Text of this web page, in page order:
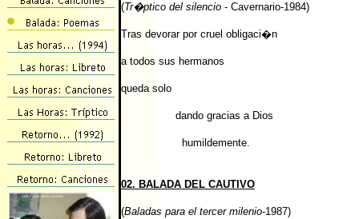
(Tr�ptico del silencio - Cavernario-1984)
Tras devorar por cruel obligaci�n
a todos sus hermanos
queda solo
dando gracias a Dios
humildemente.
02. BALADA DEL CAUTIVO
(Baladas para el tercer milenio-1987)